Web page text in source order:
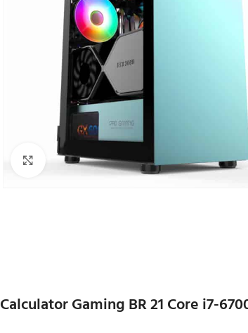
Click to enlarge
Calculator Gaming BR 21 Core i7-